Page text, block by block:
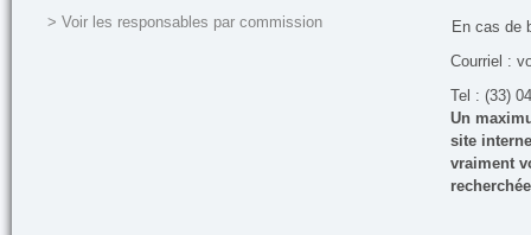
> Voir les responsables par commission
En cas de
Courriel :
Tel : (33)
Un
site
vraiment